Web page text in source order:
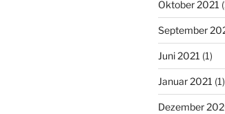
Oktober 2021
September
Juni 2021 (1)
Januar 2021 (1)
Dezember